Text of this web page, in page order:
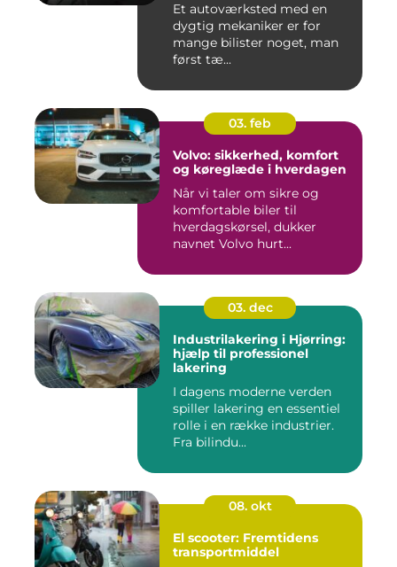
Et autoværksted med en
dygtig mekaniker er for
mange bilister noget, man
først tæ...
03. feb
Volvo: sikkerhed, komfort
og køreglæde i hverdagen
Når vi taler om sikre og
komfortable biler til
hverdagskørsel, dukker
navnet Volvo hurt...
03. dec
Industrilakering i Hjørring:
hjælp til professionel
lakering
I dagens moderne verden
spiller lakering en essentiel
rolle i en række industrier.
Fra bilindu...
08. okt
El scooter: Fremtidens
transportmiddel